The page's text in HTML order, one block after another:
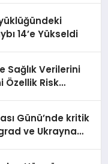
14’e Yükseldi
Sağlık Verilerini
Özellik Risk
Günü’nde kritik
ve Ukrayna